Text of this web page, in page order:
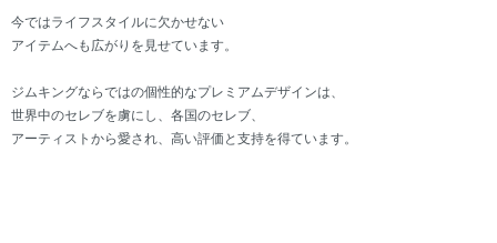
今ではライフスタイルに欠かせない
アイテムへも広がりを見せています。
ジムキングならではの個性的なプレミアムデザインは、
世界中のセレブを虜にし、各国のセレブ、
アーティストから愛され、高い評価と支持を得ています。